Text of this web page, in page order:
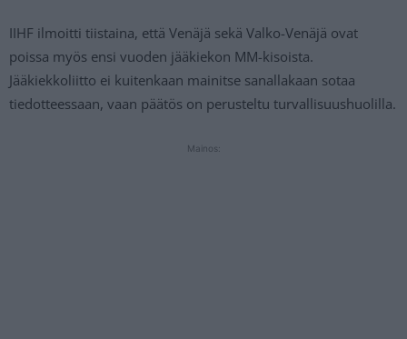
IIHF ilmoitti tiistaina, että Venäjä sekä Valko-Venäjä ovat
poissa myös ensi vuoden jääkiekon MM-kisoista.
Jääkiekkoliitto ei kuitenkaan mainitse sanallakaan sotaa
tiedotteessaan, vaan päätös on perusteltu turvallisuushuolilla.
Mainos: